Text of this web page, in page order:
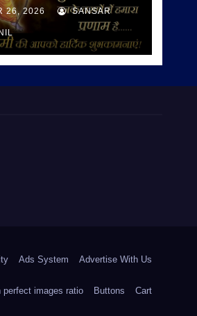
26, 2026 SANSAR
Ads System Advertise With Us
perfect images ratio Buttons Cart